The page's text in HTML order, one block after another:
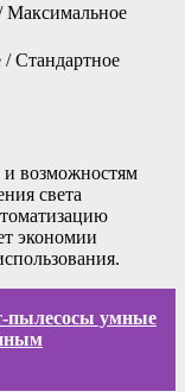
/ Стандартное
и возможностям
света
экономии
пылесосы умные